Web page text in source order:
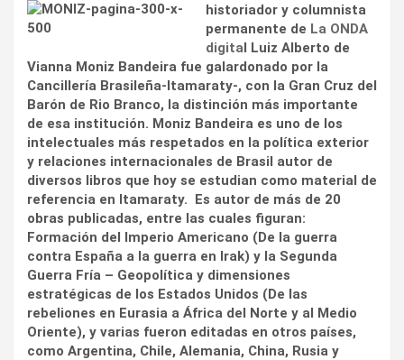
historiador y columnista
permanente de La ONDA
digital Luiz Alberto de
Vianna Moniz Bandeira fue galardonado por la
Cancillería Brasileña-Itamaraty-, con la Gran Cruz del
Barón de Rio Branco, la distinción más importante
de esa institución. Moniz Bandeira es uno de los
intelectuales más respetados en la política exterior
y relaciones internacionales de Brasil autor de
diversos libros que hoy se estudian como material de
referencia en Itamaraty. Es autor de más de 20
obras publicadas, entre las cuales figuran:
Formación del Imperio Americano (De la guerra
contra España a la guerra en Irak) y la Segunda
Guerra Fría – Geopolítica y dimensiones
estratégicas de los Estados Unidos (De las
rebeliones en Eurasia a África del Norte y al Medio
Oriente), y varias fueron editadas en otros países,
como Argentina, Chile, Alemania, China, Rusia y